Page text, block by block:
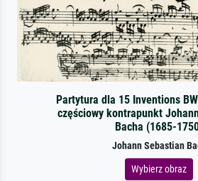
Partytura dla 15 Inventions
częściowy kontrapunkt
Bacha (1685-
Johann Sebastian
Wybierz obraz